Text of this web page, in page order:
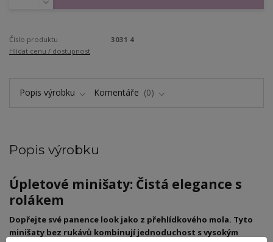
Číslo produktu
3031 4
Hlídat cenu / dostupnost
Popis výrobku Komentáře 0
Popis výrobku
Úpletové minišaty: Čistá elegance s
rolákem
Dopřejte své panence look jako z přehlídkového mola. Tyto
minišaty bez rukávů kombinují jednoduchost s vysokým